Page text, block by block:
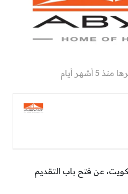
5 أشهر أيام
عن فتح باب التقديم